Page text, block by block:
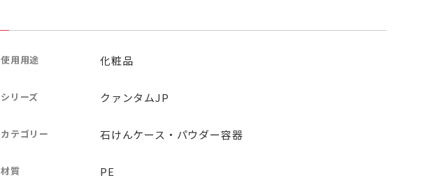
使用用途 化粧品
シリーズ クァンタムJP
カテゴリー 石けんケース・パウダー容器
材質 PE